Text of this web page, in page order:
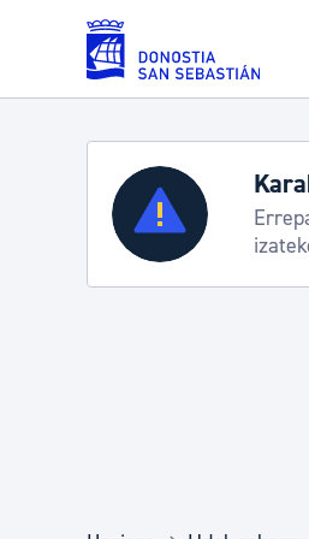
Eduki nagusira joan
Zerbitzuak
Errolda eta gai